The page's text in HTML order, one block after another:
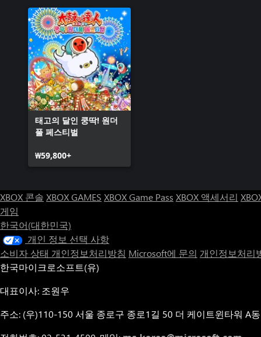
태고의 달인 쿵딱! 원더
풀 페스티벌
₩59,800+
XBOX 콘솔 XBOX GAMES XBOX Game Pass XBOX 액세서리
게임
한국어(대한민국)
개인 정보 선택 사항
소비자 상태 개인정보처리방침 Microsoft에 문의 개인정보처리
한국마이크로소프트(유)
대표이사: 조원우
주소: (우)110-150 서울 종로구 종로1길 50 더 케이트윈타워 A